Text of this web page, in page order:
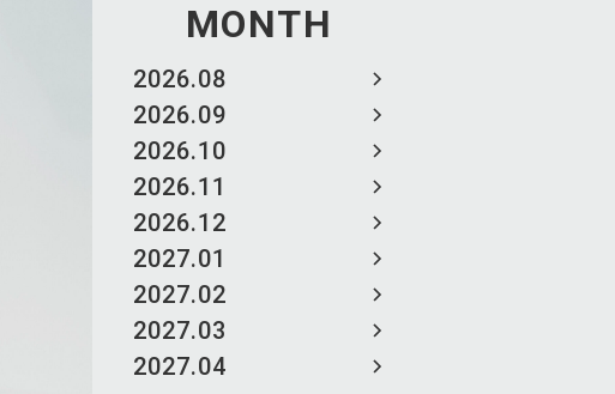
MONTH
2026.08
2026.09
2026.10
2026.11
2026.12
2027.01
2027.02
2027.03
2027.04